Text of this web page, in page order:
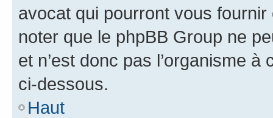
avocat qui pourront vous
noter que le phpBB Group ne
et n’est donc pas l’organisme
ci-dessous.
Haut